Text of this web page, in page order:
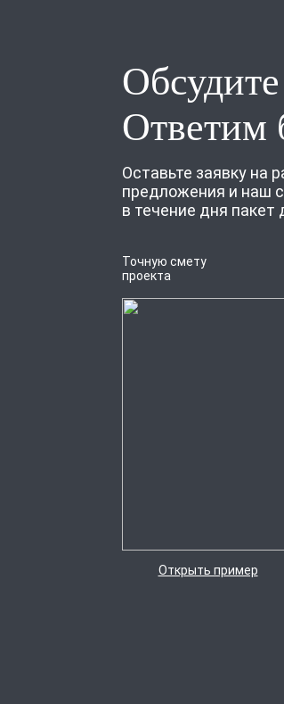
Ответим
Оставьте заявку на
предложения и наш
в течение дня пакет
Точную смету
проекта
Открыть пример